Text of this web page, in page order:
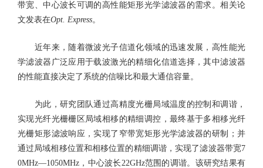
带宽、中心波长可调的高性能矩形光学滤波器的需求。相关论
文发表在Opt. Express。
近年来，随着微波光子信道化领域的迅速发展，高性能光
学滤波器广泛应用于载波激光的精细化信道选择，其中滤波器
的性能直接决定了系统的信噪比和最大通信容量。
为此，研究团队通过高精度光栅局域温度的控制和调谐，
实现光纤光栅栅区局域相移的精细调控，最终基于多相移光纤
光栅矩形滤波响应，实现了窄带宽矩形光学滤波器的研制；并
通过局域相移位置和相移位置的精细调谐，实现了滤波器带宽7
0MHz—1050MHz，中心波长22GHz范围的调谐。该研究结果有